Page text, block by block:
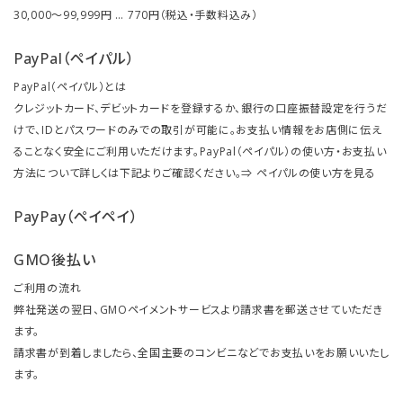
30,000～99,999円 … 770円（税込・手数料込み）
PayPal（ペイパル）
PayPal（ペイパル）とは
クレジットカード、デビットカードを登録するか、銀行の口座振替設定を行うだ
けで、IDとパスワードのみでの取引が可能に。お支払い情報をお店側に伝え
ることなく安全にご利用いただけます。PayPal（ペイパル）の使い方・お支払い
方法について詳しくは下記よりご確認ください。⇒ ペイパルの使い方を見る
PayPay（ペイペイ）
GMO後払い
ご利用の流れ
弊社発送の翌日、GMOペイメントサービスより請求書を郵送させていただき
ます。
請求書が到着しましたら、全国主要のコンビニなどでお支払いをお願いいたし
ます。